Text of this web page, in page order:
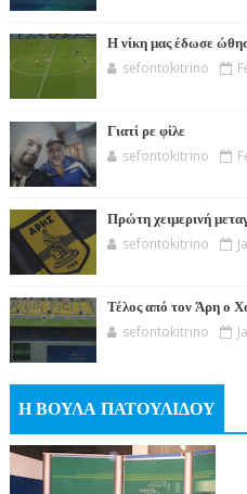
Η νίκη μας έδωσε
sefontokitrino
Γιατί ρε φίλε
sefontokitrino
Πρώτη χειμερινή
sefontokitrino
Τέλος από τον Άρη ο
sefontokitrino
Η ΒΟΥΛΑ ΠΑΤΟΥΛΙΔΟΥ